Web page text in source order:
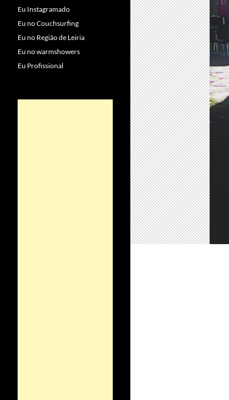
Eu Instagramado
Eu no Couchsurfing
Eu no Região de Leiria
Eu no warmshowers
Eu Profissional